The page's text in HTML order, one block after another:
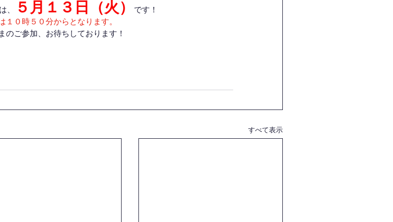
、 ５月１３日（火）
です！
１０時５０分からとなります。
のご参加、お待ちしております！
すべて表示